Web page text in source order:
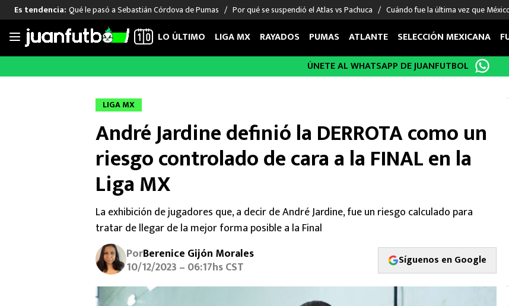
Saltar
Es tendencia: Qué le pasó a Sebastián Córdova de Pumas Por qué se suspendió el Atlas vs Pachuca Cuándo fue la última vez que
LIGA MX
Chivas de Guadalajara
Liga MX Femenil
FUT INTERNACIONAL
Las Noticias
Selección Mexicana
Champions League
Europa League
Real Madrid
Barcelona
MEXICANOS EN EL EXTRANJERO
Memo Ochoa
Chino Huerta
Edson Álvarez
FIGURAS
Sergio Ramos
Giorgos Giakoumakis
André Jardine
DEPORTES
Boxeo
NFL
LO ÚLTIMO LIGA MX RAYADOS PUMAS ATLANTE SELECCIÓN MEXICANA
ÚNETE AL WHATSAPP DE JUANFUTBOL
LIGA MX
André Jardine definió la DERROTA como un
riesgo controlado de cara a la FINAL en la
Liga MX
La exhibición de jugadores que, a decir de André Jardine, fue un riesgo calculado para
tratar de llegar de la mejor forma posible a la Final
PorBerenice Gijón Morales
10/12/2023 – 06:17hs CST Síguenos en Google